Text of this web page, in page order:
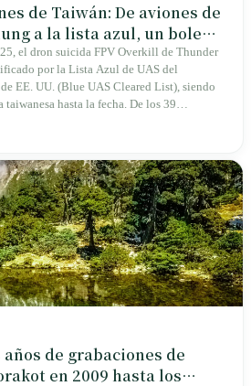
de Taiwán: De aviones de
a la lista azul, un boleto
Tiger
el dron suicida FPV Overkill de Thunder
por la Lista Azul de UAS del
EE. UU. (Blue UAS Cleared List), siendo
taiwanesa hasta la fecha. De los 39
componentes de la lista, Taiwán solo
rápido para fabricantes taiwaneses; la
revela una realidad: Taiwán avanza
EE. UU. debe legislar para bajar los
lleva cuarenta y seis años fabricando
en Taichung planea construir su
de grabaciones de
en 2009 hasta los